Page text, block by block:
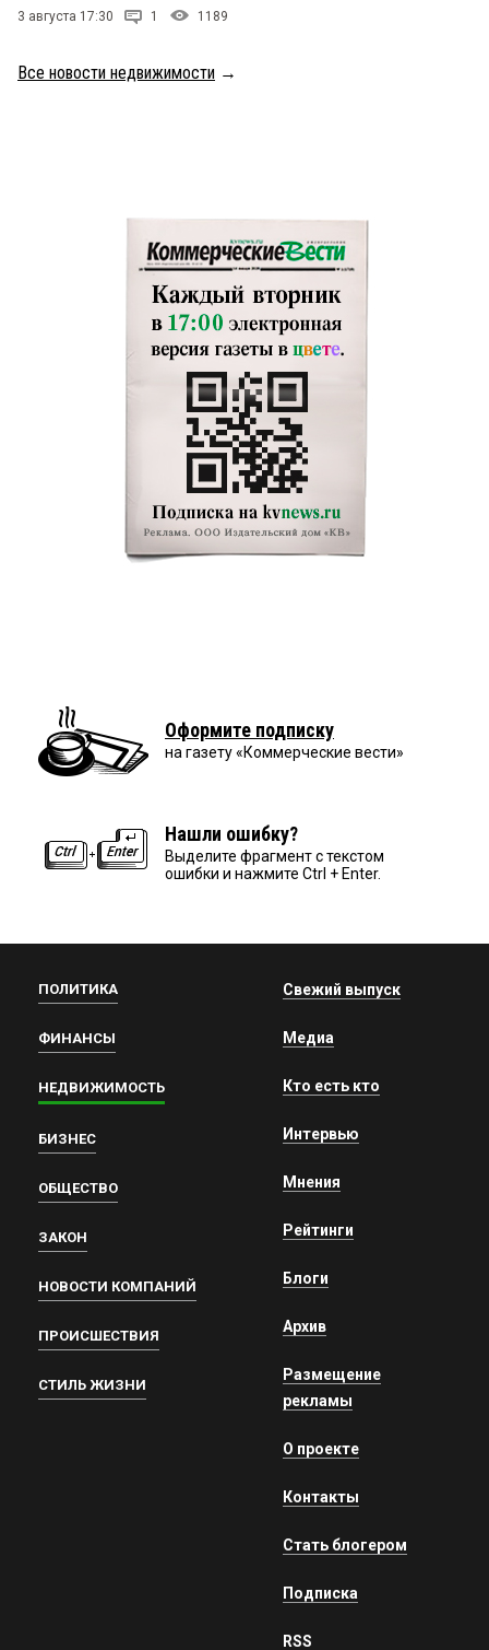
3 августа 17:30 1 1189
Все новости недвижимости →
Оформите подписку
на газету «Коммерческие вести»
Нашли ошибку?
Выделите фрагмент с текстом
ошибки и нажмите Ctrl + Enter.
ПОЛИТИКА
ФИНАНСЫ
НЕДВИЖИМОСТЬ
БИЗНЕС
ОБЩЕСТВО
ЗАКОН
НОВОСТИ КОМПАНИЙ
ПРОИСШЕСТВИЯ
СТИЛЬ ЖИЗНИ
Свежий выпуск
Медиа
Кто есть кто
Интервью
Мнения
Рейтинги
Блоги
Архив
Размещение
рекламы
О проекте
Контакты
Стать блогером
Подписка
RSS